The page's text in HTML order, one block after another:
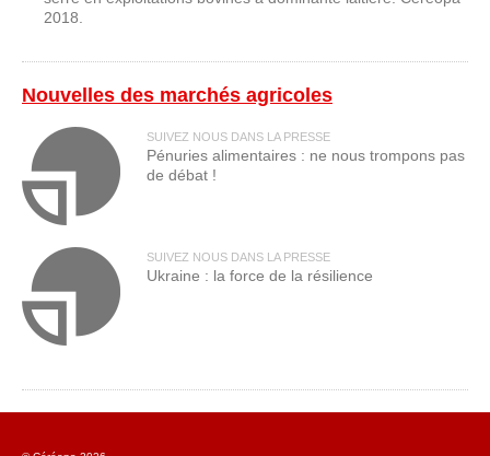
2018.
Nouvelles des marchés agricoles
SUIVEZ NOUS DANS LA PRESSE
Pénuries alimentaires : ne nous trompons pas
de débat !
SUIVEZ NOUS DANS LA PRESSE
Ukraine : la force de la résilience